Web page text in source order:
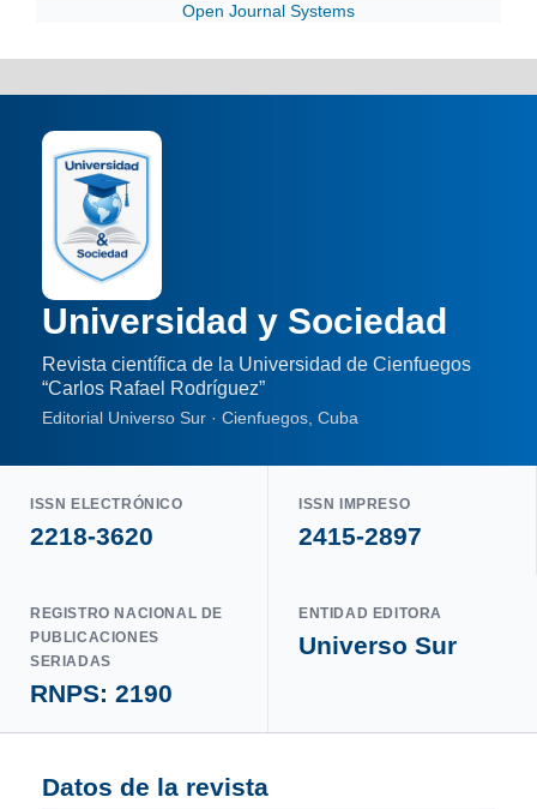
Open Journal Systems
Universidad y Sociedad
Revista científica de la Universidad de Cienfuegos
“Carlos Rafael Rodríguez”
Editorial Universo Sur · Cienfuegos, Cuba
ISSN ELECTRÓNICO
2218-3620
ISSN IMPRESO
2415-2897
REGISTRO NACIONAL DE
PUBLICACIONES
SERIADAS
RNPS: 2190
ENTIDAD EDITORA
Universo Sur
Datos de la revista